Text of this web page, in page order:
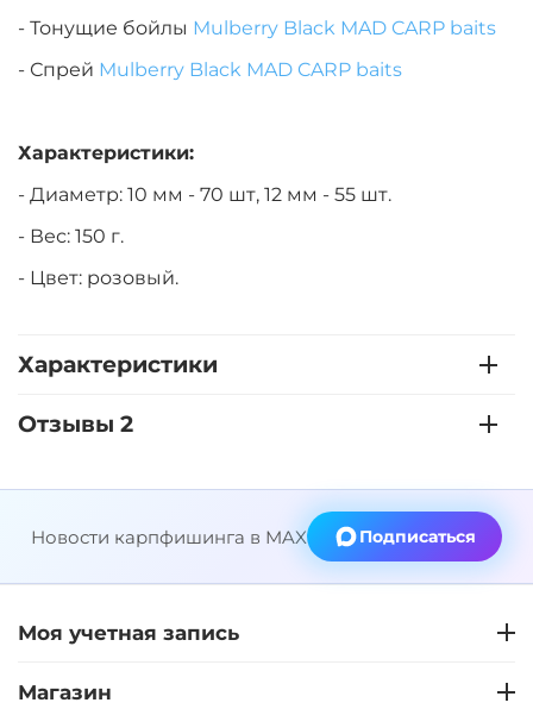
- Тонущие бойлы Mulberry Black MAD CARP baits
- Спрей Mulberry Black MAD CARP baits
Характеристики:
- Диаметр: 10 мм - 70 шт, 12 мм - 55 шт.
- Вес: 150 г.
- Цвет: розовый.
Характеристики
Отзывы 2
Новости карпфишинга в MAX Подписаться
Моя учетная запись
Магазин